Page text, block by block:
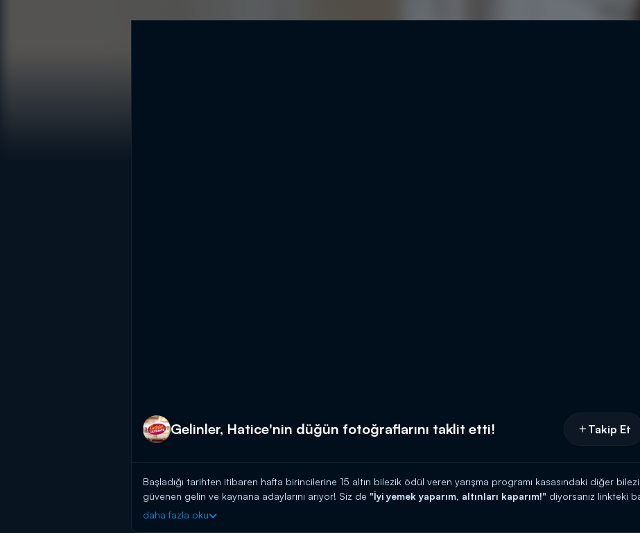
Gelinler, Hatice'nin düğün fotoğraflarını taklit etti! Takip Et
Başladığı tarihten itibaren hafta birincilerine 15 altın bilezik ödül veren yarışma programı kasasındaki diğer
güvenen gelin ve kaynana adaylarını arıyor! Siz de "İyi yemek yaparım, altınları kaparım!" diyorsanız linkteki
başlayın!
daha fazla oku